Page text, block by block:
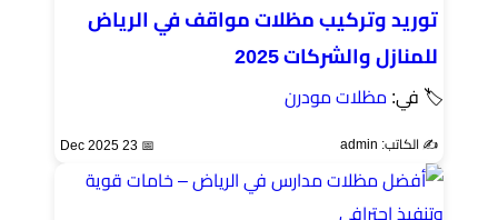
توريد وتركيب مظلات مواقف في الرياض
للمنازل والشركات 2025
🏷 في: مظلات مودرن
✍️ الكاتب: admin 📅 23 Dec 2025